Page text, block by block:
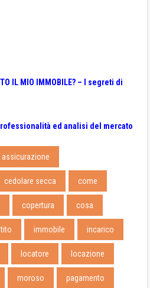
IL MIO IMMOBILE? – I segreti di
Professionalità ed analisi del mercato
assicurazione
cedolare secca come
copertura cosa
immobile incarico
locatore locazione
moroso pagamento